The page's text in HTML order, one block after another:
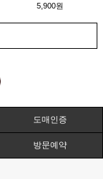
5,900원
도매인증
방문예약